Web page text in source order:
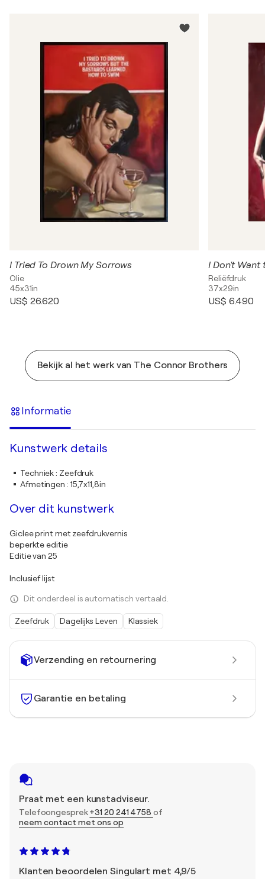
Verzending en retournering
Garantie en betaling
Praat met een kunstadviseur.
Telefoongesprek+31 20 241 4758 of
neem contact met ons op
Klanten beoordelen Singulart met 4,9/5
I Tried To Drown My Sorrows
Olie
45x31in
US$ 26.620
I Don't Want
Reliëfdruk
37x29in
US$ 6.490
Bekijk al het werk van The Connor Brothers
Informatie
Kunstwerk details
Techniek: Zeefdruk
Afmetingen : 15,7x11,8in
Over dit kunstwerk
Giclee print met zeefdrukvernis
beperkte editie
Editie van 25
Inclusief lijst
Dit onderdeel is automatisch vertaald.
Zeefdruk Dagelijks Leven Klassiek